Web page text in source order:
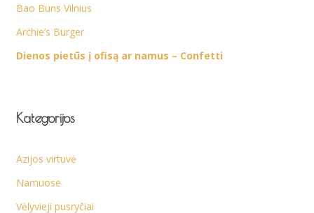
Bao Buns Vilnius
Archie’s Burger
Dienos pietūs į ofisą ar namus – Confetti
Kategorijos
Azijos virtuvė
Namuose
Vėlyvieji pusryčiai